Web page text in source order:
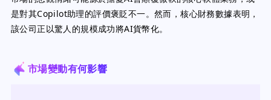
是對其Copilot助理的評價褒貶不一。然而，核心財務數據表明，
該公司正以驚人的規模成功將AI貨幣化。
市場變動有何影響